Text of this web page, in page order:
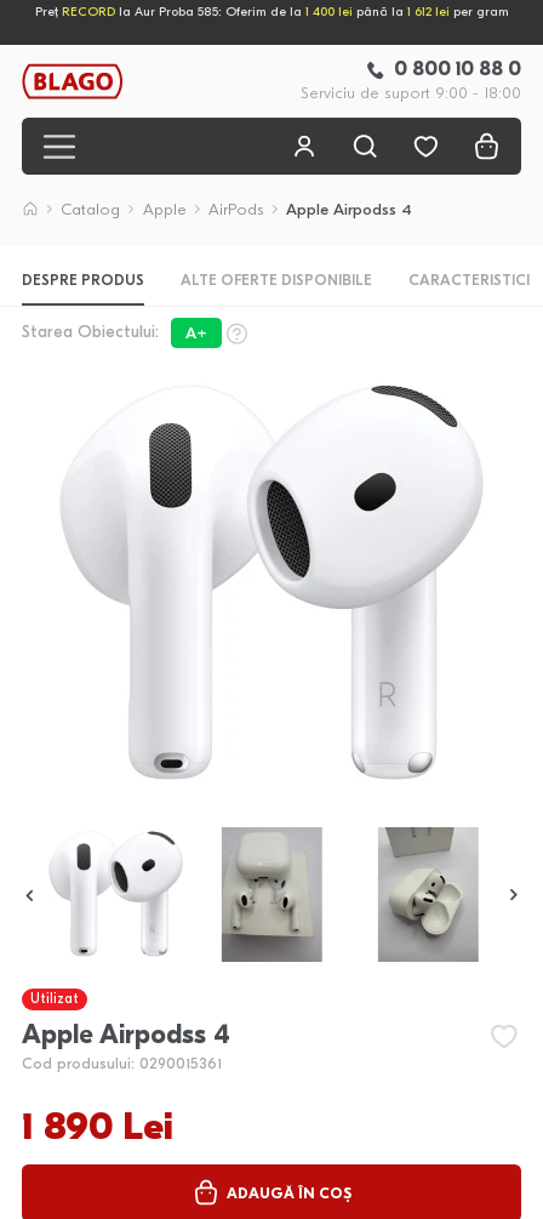
Preț RECORD la Aur Proba 585: Oferim de la 1 400 lei până la 1 612 lei per gram
0 800 10 88 0
Serviciu de suport 9:00 - 18:00
Catalog Apple AirPods Apple Airpodss 4
DESPRE PRODUS ALTE OFERTE DISPONIBILE CARACTERISTICI
Starea Obiectului: A+
Utilizat
Apple Airpodss 4
Cod produsului: 0290015361
1 890 Lei
ADAUGĂ ÎN COȘ